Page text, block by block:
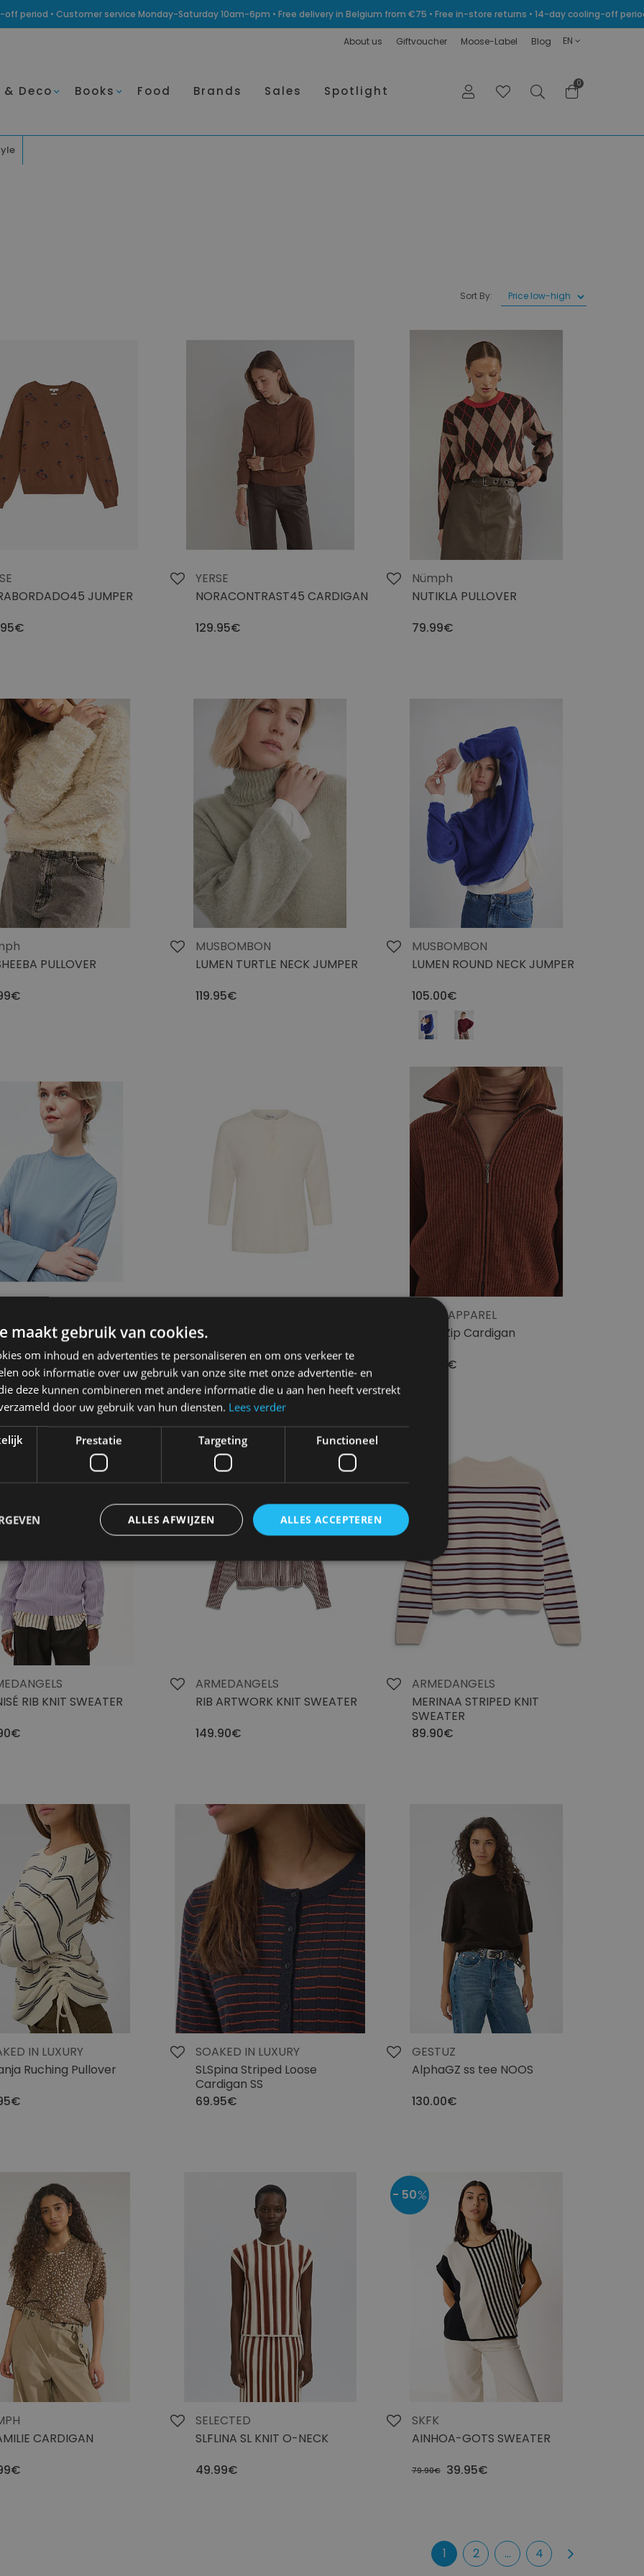
period • Customer service Monday-Saturday 10am-6pm • Free delivery in Belgium from €75 • Free in-store returns • 14-day cooling-off
About us Giftvoucher Moose-Label Blog EN
& Deco Books Food Brands Sales Spotlight
0
Sort By:
JUMPER
YERSE
NORACONTRAST45 CARDIGAN
129.95€
Nümph
NUTIKLA PULLOVER
79.99€
PULLOVER
MUSBOMBON
LUMEN TURTLE NECK JUMPER
119.95€
MUSBOMBON
LUMEN ROUND NECK JUMPER
105.00€
MWKir Knit Pullover
99.95€
BASIC APPAREL
Cady Zip Cardigan
199.95€
RIB KNIT SWEATER
ARMEDANGELS
RIB ARTWORK KNIT SWEATER
149.90€
ARMEDANGELS
MERINAA STRIPED KNIT
SWEATER
89.90€
IN LUXURY
Ruching Pullover
SOAKED IN LUXURY
SLSpina Striped Loose
Cardigan SS
69.95€
GESTUZ
AlphaGZ ss tee NOOS
130.00€
CARDIGAN
SELECTED
SLFLINA SL KNIT O-NECK
49.99€
SKFK
AINHOA-GOTS SWEATER
79.90€ 39.95€
- 50
1 2 ... 4
maakt gebruik van cookies.
om inhoud en advertenties te personaliseren en om ons verkeer te
ook informatie over uw gebruik van onze site met onze advertentie- en
deze kunnen combineren met andere informatie die u aan hen heeft verstrekt
door uw gebruik van hun diensten. Lees verder
Prestatie Targeting Functioneel
ALLES ACCEPTEREN
ALLES AFWIJZEN